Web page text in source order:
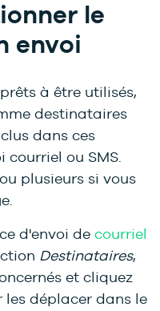
le
envoi
à être utilisés,
destinataires
dans ces
courriel ou SMS.
plusieurs si vous
d'envoi de courriel
Destinataires,
et cliquez
les déplacer dans le